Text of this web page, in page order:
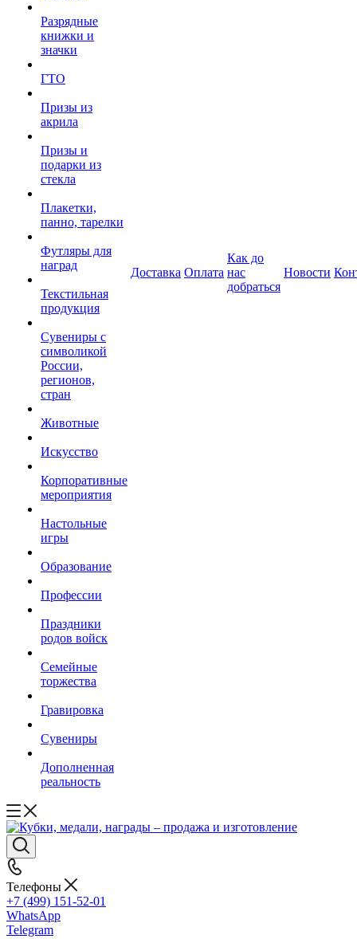
Разрядные
книжки и
значки
ГТО
Призы из
акрила
Призы и
подарки из
стекла
Плакетки,
панно, тарелки
Футляры для
наград
Текстильная
продукция
Сувениры с
символикой
России,
регионов,
стран
Животные
Искусство
Корпоративные
мероприятия
Настольные
игры
Образование
Профессии
Праздники
родов войск
Семейные
торжества
Гравировка
Сувениры
Дополненная
реальность
Доставка Оплата
Как до
нас
добраться
Новости
Телефоны
+7 (499) 151-52-01
WhatsApp
Telegram